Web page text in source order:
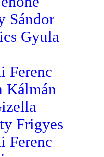
Sándor
Gyula
Ferenc
Kálmán
Frigyes
Ferenc